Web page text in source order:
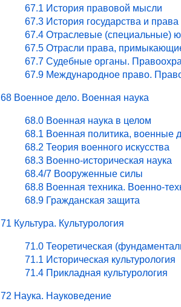
67.1 История правовой мысли
67.3 История государства и права
67.4 Отраслевые (специальные)
67.5 Отрасли права,
67.7 Судебные органы.
67.9 Международное право.
68 Военное дело. Военная наука
68.0 Военная наука в целом
68.1 Военная политика, военные
68.2 Теория военного искусства
68.3 Военно-историческая наука
68.4/7 Вооруженные силы
68.8 Военная техника. Военно-
68.9 Гражданская защита
71 Культура. Культурология
71.0 Теоретическая
71.1 Историческая культурология
71.4 Прикладная культурология
72 Наука. Науковедение